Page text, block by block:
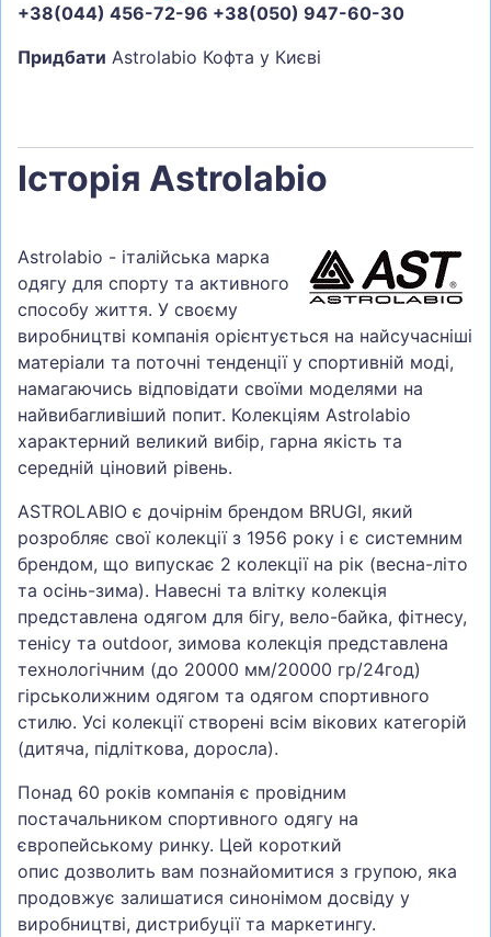
+38(044) 456-72-96 +38(050) 947-60-30
Придбати Astrolabio Кофта у Києві
Історія Astrolabio
Astrolabio - італійська марка
одягу для спорту та активного
способу життя. У своєму
виробництві компанія орієнтується на найсучасніші
матеріали та поточні тенденції у спортивній моді,
намагаючись відповідати своїми моделями на
найвибагливіший попит. Колекціям Astrolabio
характерний великий вибір, гарна якість та
середній ціновий рівень.
ASTROLABIO є дочірнім брендом BRUGI, який
розробляє свої колекції з 1956 року і є системним
брендом, що випускає 2 колекції на рік (весна-літо
та осінь-зима). Навесні та влітку колекція
представлена одягом для бігу, вело-байка, фітнесу,
тенісу та outdoor, зимова колекція представлена
технологічним (до 20000 мм/20000 гр/24год)
гірськолижним одягом та одягом спортивного
стилю. Усі колекції створені всім вікових категорій
(дитяча, підліткова, доросла).
Понад 60 років компанія є провідним
постачальником спортивного одягу на
європейському ринку. Цей короткий
опис дозволить вам познайомитися з групою, яка
продовжує залишатися синонімом досвіду у
виробництві, дистрибуції та маркетингу.